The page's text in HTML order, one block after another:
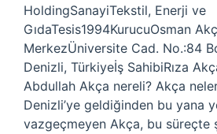
HoldingSanayiTekstil, Enerji ve
GıdaTesis1994KurucuOsman
MerkezÜniversite Cad. No.:84
Denizli, Türkiyeİş SahibiRıza
Abdullah Akça nereli? Akça
Denizli’ye geldiğinden bu yana
vazgeçmeyen Akça, bu süreçte